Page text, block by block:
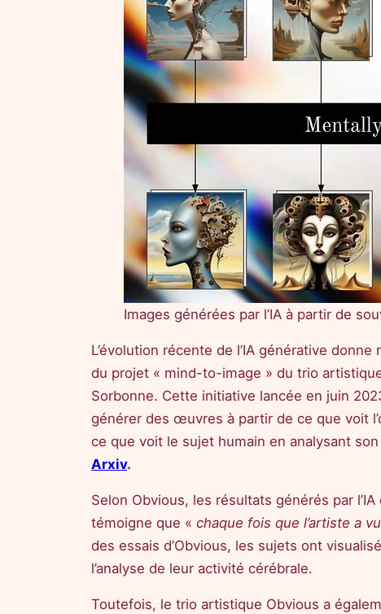
Images générées par l’IA à partir de
L’évolution récente de l’IA générative
du projet « mind-to-image » du trio
Sorbonne. Cette initiative lancée en juin
générer des œuvres à partir de ce que voit
ce que voit le sujet humain en analysant
Arxiv.
Selon Obvious, les résultats générés par
témoigne que « chaque fois que l’artiste a
des essais d’Obvious, les sujets ont
l’analyse de leur activité cérébrale.
Toutefois, le trio artistique Obvious a